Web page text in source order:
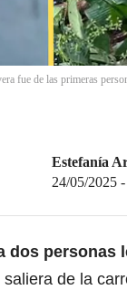
fue de las primeras
Estefanía
24/05/2025 -
dos personas
de la